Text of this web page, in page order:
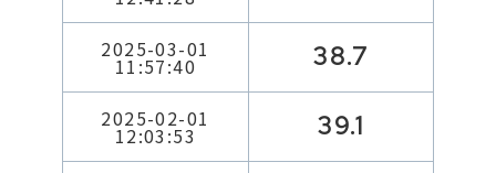
2025-03-01
11:57:40 38.7
2025-02-01
12:03:53 39.1